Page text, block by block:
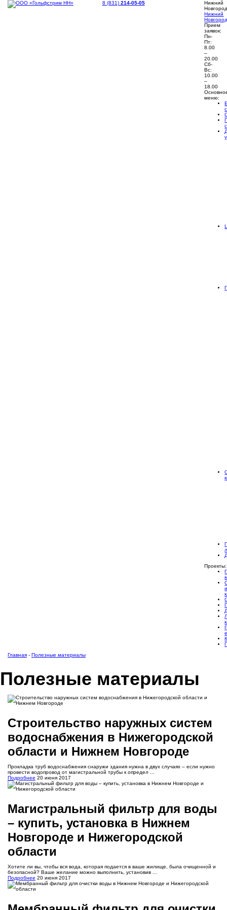
8 (831) 214-05-05
Нижний
Нижний
Прием
заявок:
Пн-
Пт:
8.00
–
20.00
Сб-
Вс:
10.00
–
18.00
меню:
Проекты:
Главная - Полезные материалы
Полезные материалы
Строительство наружных систем
водоснабжения в Нижегородской
области и Нижнем Новгороде
Прокладка труб водоснабжения снаружи здания нужна в двух случаях – если нужно
провести водопровод от магистральной трубы к определ ...
Подробнее 20 июня 2017
Магистральный фильтр для воды
– купить, установка в Нижнем
Новгороде и Нижегородской
области
Хотите ли вы, чтобы вся вода, которая подается в ваше жилище, была очищенной и
безопасной? Ваше желание можно выполнить, установив ...
Подробнее 20 июня 2017